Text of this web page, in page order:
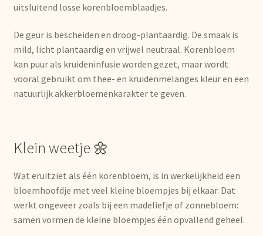
Online shop
Onlineshop
Onze visie op thee
Over ons
uitsluitend losse korenbloemblaadjes.
De geur is bescheiden en droog-plantaardig. De smaak is
mild, licht plantaardig en vrijwel neutraal. Korenbloem
kan puur als kruideninfusie worden gezet, maar wordt
vooral gebruikt om thee- en kruidenmelanges kleur en een
natuurlijk akkerbloemenkarakter te geven.
Klein weetje 🌼
Wat eruitziet als één korenbloem, is in werkelijkheid een
bloemhoofdje met veel kleine bloempjes bij elkaar. Dat
werkt ongeveer zoals bij een madeliefje of zonnebloem:
samen vormen de kleine bloempjes één opvallend geheel.